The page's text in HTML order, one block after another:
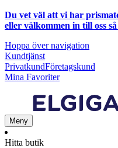
Du vet väl att vi har
eller välkommen in till oss
Hoppa över navigation
Kundtjänst
PrivatkundFöretagskund
Mina Favoriter
Meny
Hitta butik